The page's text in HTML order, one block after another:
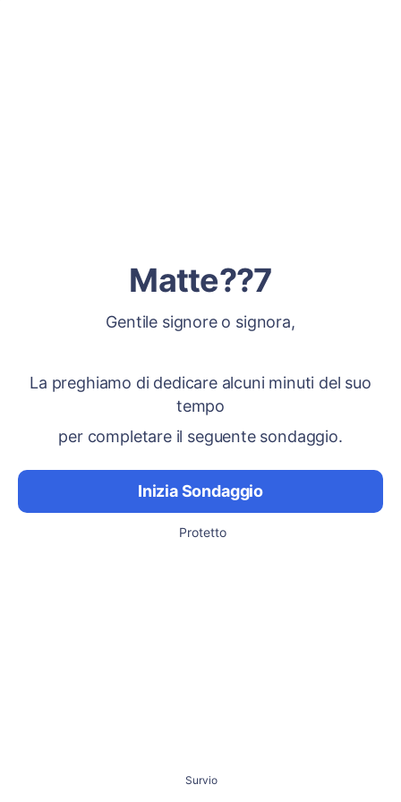
Matte??7
Gentile signore o signora,
La preghiamo di dedicare alcuni minuti del suo
tempo
per completare il seguente sondaggio.
Inizia Sondaggio
Protetto
Survio